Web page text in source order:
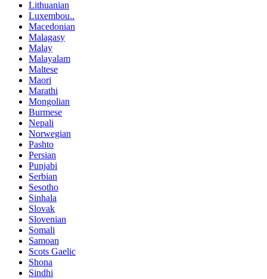
Lithuanian
Luxembou..
Macedonian
Malagasy
Malay
Malayalam
Maltese
Maori
Marathi
Mongolian
Burmese
Nepali
Norwegian
Pashto
Persian
Punjabi
Serbian
Sesotho
Sinhala
Slovak
Slovenian
Somali
Samoan
Scots Gaelic
Shona
Sindhi